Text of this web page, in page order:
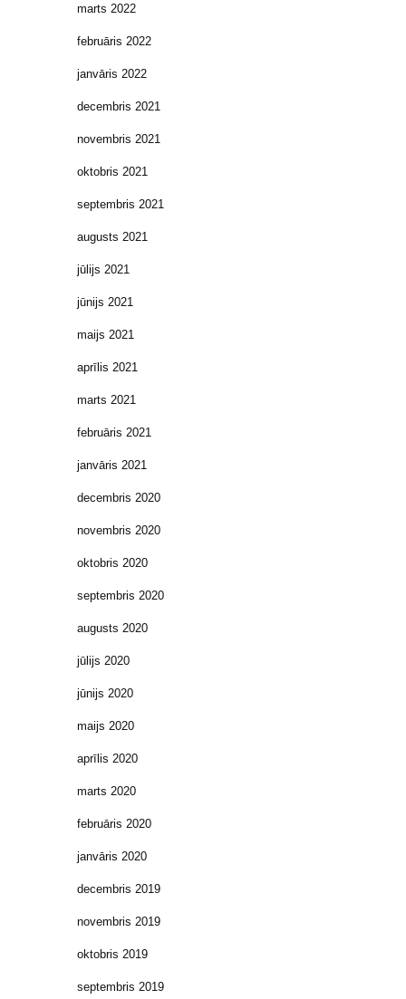
marts 2022
februāris 2022
janvāris 2022
decembris 2021
novembris 2021
oktobris 2021
septembris 2021
augusts 2021
jūlijs 2021
jūnijs 2021
maijs 2021
aprīlis 2021
marts 2021
februāris 2021
janvāris 2021
decembris 2020
novembris 2020
oktobris 2020
septembris 2020
augusts 2020
jūlijs 2020
jūnijs 2020
maijs 2020
aprīlis 2020
marts 2020
februāris 2020
janvāris 2020
decembris 2019
novembris 2019
oktobris 2019
septembris 2019